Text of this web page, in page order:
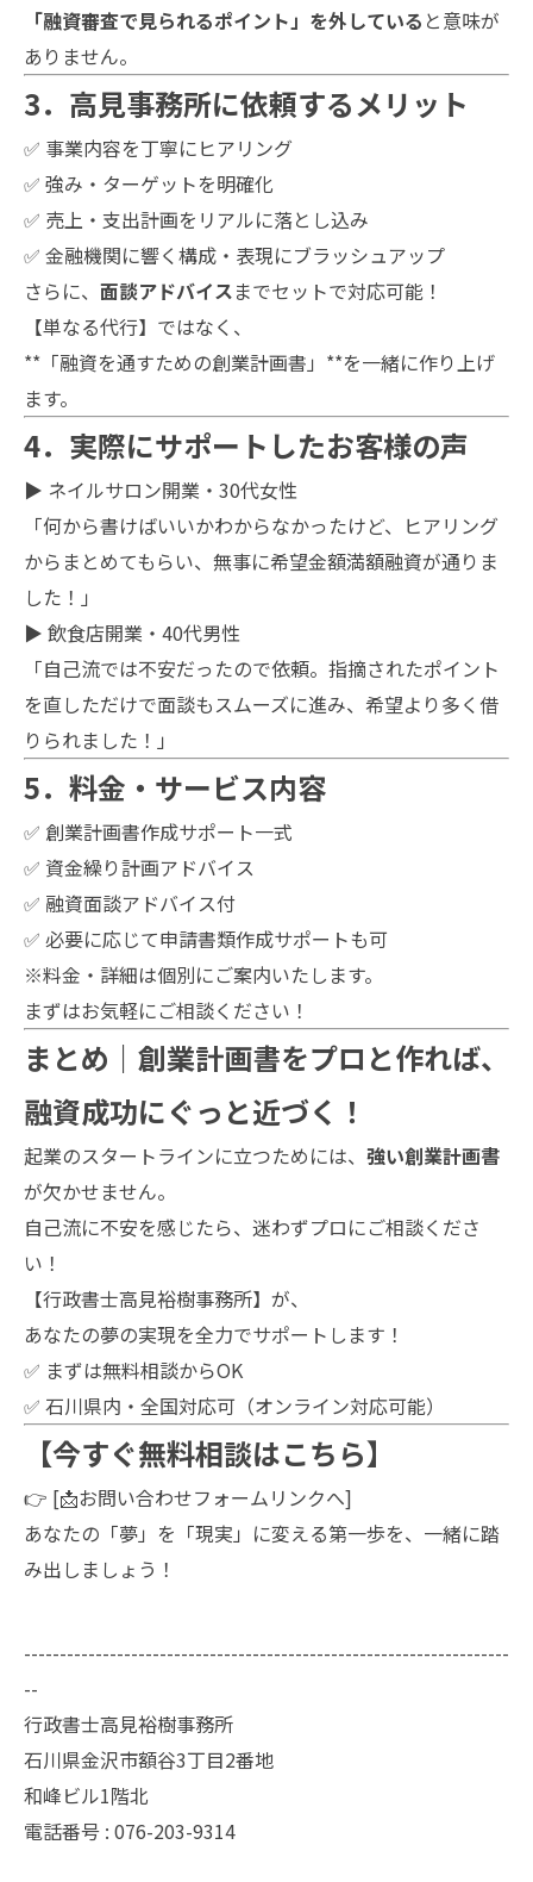
「融資審査で見られるポイント」を外している と意味が
ありません。
3．高見事務所に依頼するメリット
✅ 事業内容を丁寧にヒアリング
✅ 強み・ターゲットを明確化
✅ 売上・支出計画をリアルに落とし込み
✅ 金融機関に響く構成・表現にブラッシュアップ
さらに、 面談アドバイスまでセットで対応可能！
【単なる代行】ではなく、
**「融資を通すための創業計画書」**を一緒に作り上げ
ます。
4．実際にサポートしたお客様の声
▶ ネイルサロン開業・30代女性
「何から書けばいいかわからなかったけど、ヒアリング
からまとめてもらい、無事に希望金額満額融資が通りま
した！」
▶ 飲食店開業・40代男性
「自己流では不安だったので依頼。指摘されたポイント
を直しただけで面談もスムーズに進み、希望より多く借
りられました！」
5．料金・サービス内容
✅ 創業計画書作成サポート一式
✅ 資金繰り計画アドバイス
✅ 融資面談アドバイス付
✅ 必要に応じて申請書類作成サポートも可
※料金・詳細は個別にご案内いたします。
まずはお気軽にご相談ください！
まとめ｜創業計画書をプロと作れば、
融資成功にぐっと近づく！
起業のスタートラインに立つためには、 強い創業計画書
が欠かせません。
自己流に不安を感じたら、迷わずプロにご相談くださ
い！
【行政書士高見裕樹事務所】が、
あなたの夢の実現を全力でサポートします！
✅ まずは無料相談からOK
✅ 石川県内・全国対応可（オンライン対応可能）
【今すぐ無料相談はこちら】
👉 [📩お問い合わせフォームリンクへ]
あなたの「夢」を「現実」に変える第一歩を、一緒に踏
み出しましょう！
--------------------------------------------------------------------
--
行政書士高見裕樹事務所
石川県金沢市額谷3丁目2番地
和峰ビル1階北
電話番号 : 076-203-9314